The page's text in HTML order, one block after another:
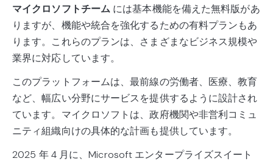
マイクロソフトチーム には基本機能を備えた無料版があ
りますが、機能や統合を強化するための有料プランもあ
ります。これらのプランは、さまざまなビジネス規模や
業界に対応しています。
このプラットフォームは、最前線の労働者、医療、教育
など、幅広い分野にサービスを提供するように設計され
ています。マイクロソフトは、政府機関や非営利コミュ
ニティ組織向けの具体的な計画も提供しています。
2025 年 4 月に、Microsoft エンタープライズスイート